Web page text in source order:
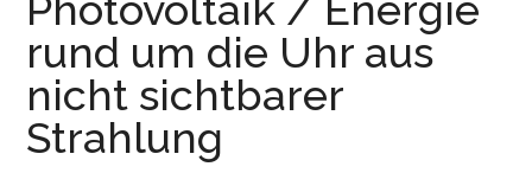
sinken
die
Preise
rund um die Uhr aus
nicht sichtbarer
Strahlung